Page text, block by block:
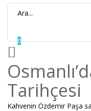
0
Tarihçesi
Kahvenin Özdemir Paşa